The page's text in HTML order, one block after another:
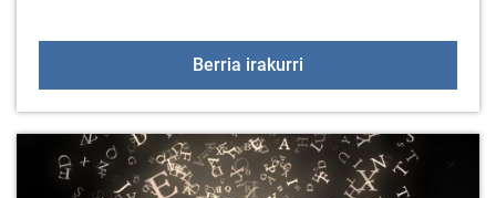
Berria irakurri